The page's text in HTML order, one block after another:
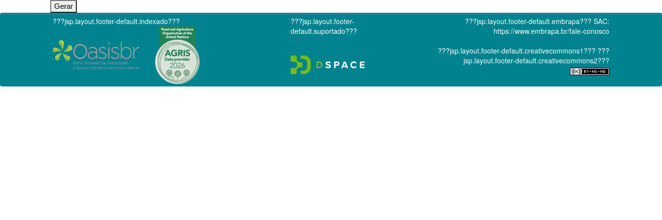
???jsp.layout.footer-default.indexado???
???jsp.layout.footer-
default.suportado???
???jsp.layout.footer-default.embrapa??? SAC:
https://www.embrapa.br/fale-conosco
???jsp.layout.footer-default.creativecommons1??? ???
jsp.layout.footer-default.creativecommons2???